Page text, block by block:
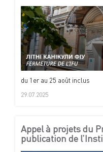
du 1er au 25 août inclus
29.07.2025
Appel à projets du
publication de